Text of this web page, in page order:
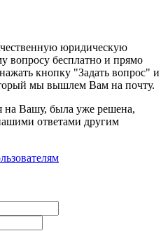
юридическую
вопросу бесплатно и прямо
кнопку "Задать вопрос" и
мы вышлем Вам на почту.
на Вашу, была уже решена,
ответами другим